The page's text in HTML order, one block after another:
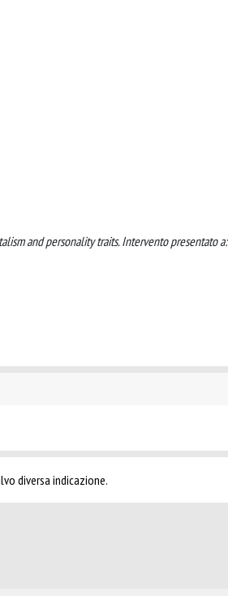
and personality traits. Intervento presentato a:
diversa indicazione.